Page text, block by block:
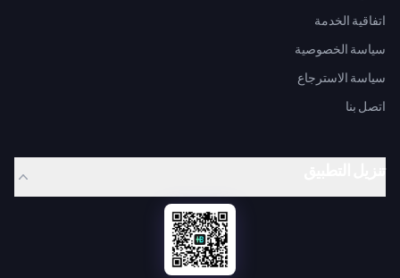
اتفاقية الخدمة
سياسة الخصوصية
سياسة الاسترجاع
اتصل بنا